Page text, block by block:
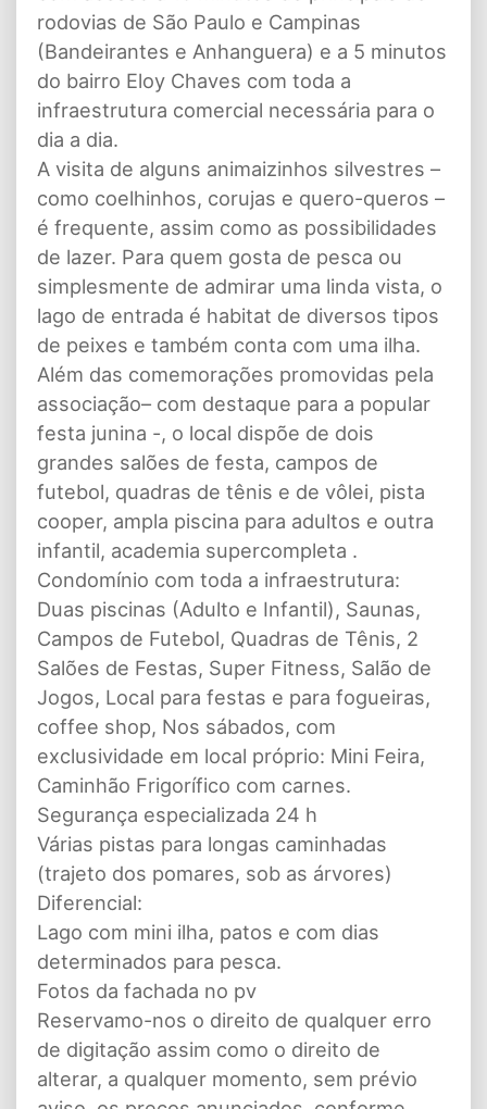
rodovias de São Paulo e Campinas
(Bandeirantes e Anhanguera) e a 5 minutos
do bairro Eloy Chaves com toda a
infraestrutura comercial necessária para o
dia a dia.
A visita de alguns animaizinhos silvestres –
como coelhinhos, corujas e quero-queros –
é frequente, assim como as possibilidades
de lazer. Para quem gosta de pesca ou
simplesmente de admirar uma linda vista, o
lago de entrada é habitat de diversos tipos
de peixes e também conta com uma ilha.
Além das comemorações promovidas pela
associação– com destaque para a popular
festa junina -, o local dispõe de dois
grandes salões de festa, campos de
futebol, quadras de tênis e de vôlei, pista
cooper, ampla piscina para adultos e outra
infantil, academia supercompleta .
Condomínio com toda a infraestrutura:
Duas piscinas (Adulto e Infantil), Saunas,
Campos de Futebol, Quadras de Tênis, 2
Salões de Festas, Super Fitness, Salão de
Jogos, Local para festas e para fogueiras,
coffee shop, Nos sábados, com
exclusividade em local próprio: Mini Feira,
Caminhão Frigorífico com carnes.
Segurança especializada 24 h
Várias pistas para longas caminhadas
(trajeto dos pomares, sob as árvores)
Diferencial:
Lago com mini ilha, patos e com dias
determinados para pesca.
Fotos da fachada no pv
Reservamo-nos o direito de qualquer erro
de digitação assim como o direito de
alterar, a qualquer momento, sem prévio